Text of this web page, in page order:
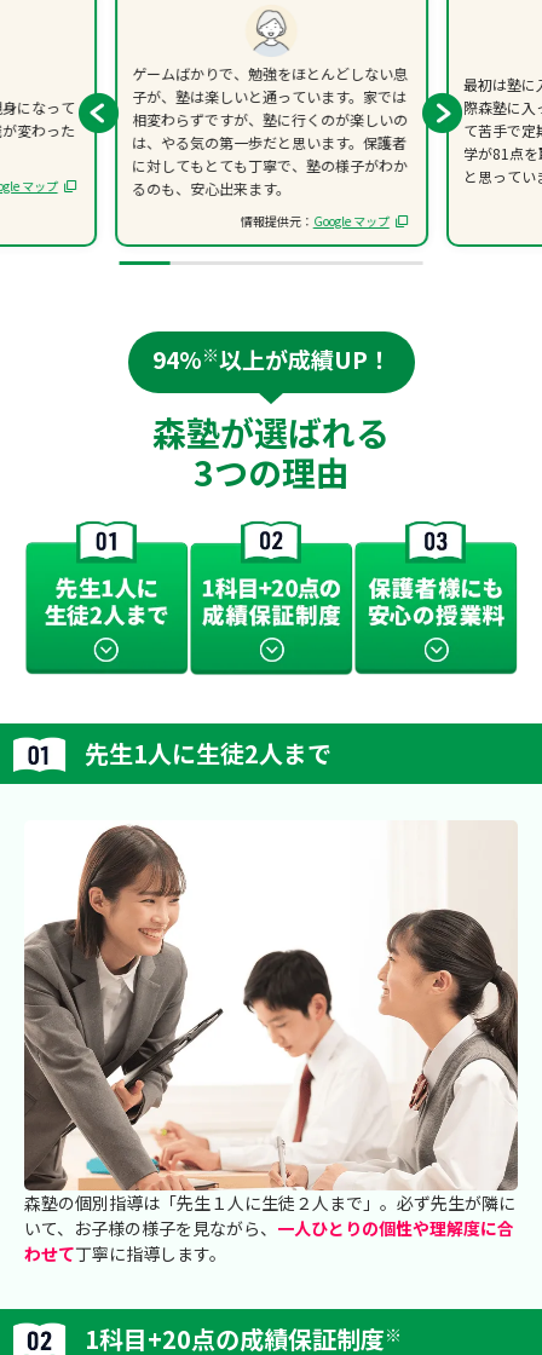
になって
変わった
マップ
ゲームばかりで、勉強をほとんどしない息
子が、塾は楽しいと通っています。家では
相変わらずですが、塾に行くのが楽しいの
は、やる気の第一歩だと思います。保護者
に対してもとても丁寧で、塾の様子がわか
るのも、安心出来ます。
情報提供元： Google マップ
最初は塾に
際森塾に入
て苦手で定
学が81点
と思ってい
94%※以上が成績UP！
森塾が選ばれる
3つの理由
先生1人に生徒2人まで
森塾の個別指導は「先生１人に生徒２人まで」。必ず先生が隣に
いて、お子様の様子を見ながら、 一人ひとりの個性や理解度に合
わせて丁寧に指導します。
1科目+20点の成績保証制度※